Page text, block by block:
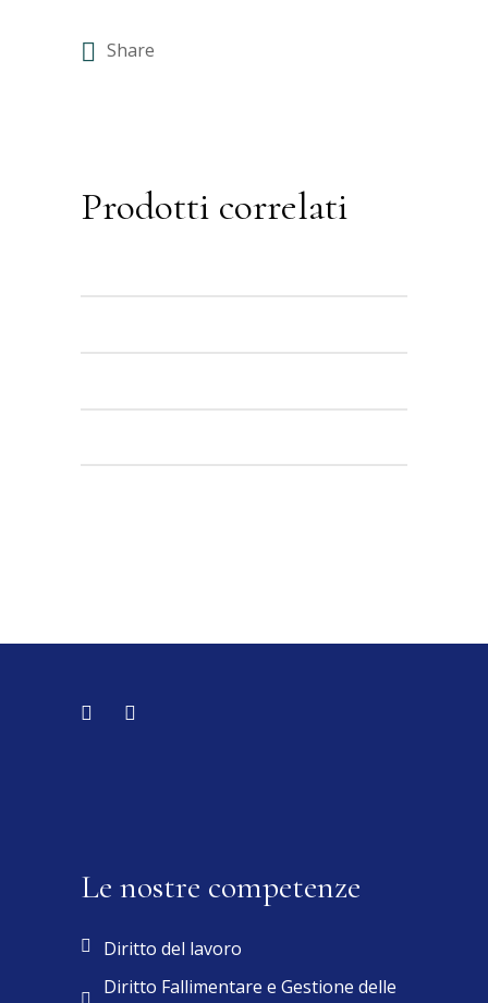
Share
Prodotti correlati
Le nostre competenze
Diritto del lavoro
Diritto Fallimentare e Gestione delle